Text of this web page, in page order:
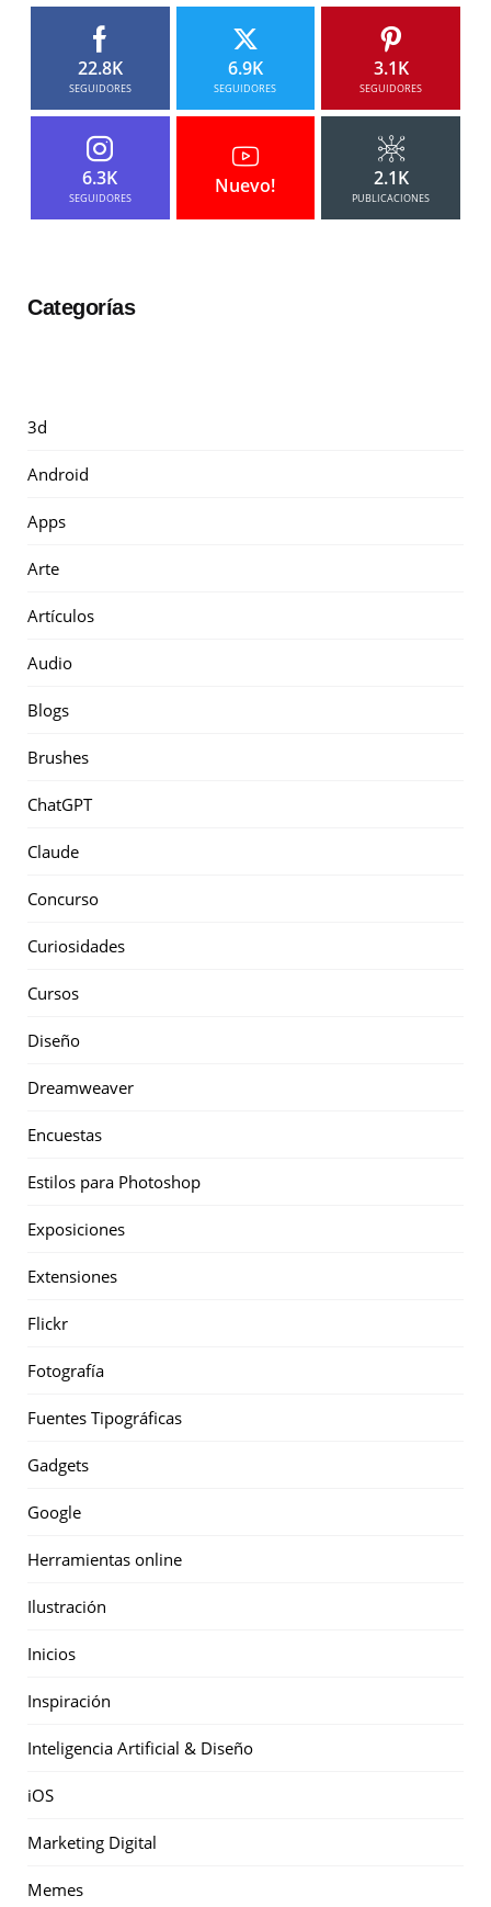
22.8K
SEGUIDORES
6.9K
SEGUIDORES
3.1K
SEGUIDORES
6.3K
SEGUIDORES
Nuevo! 2.1K
PUBLICACIONES
Categorías
3d
Android
Apps
Arte
Artículos
Audio
Blogs
Brushes
ChatGPT
Claude
Concurso
Curiosidades
Cursos
Diseño
Dreamweaver
Encuestas
Estilos para Photoshop
Exposiciones
Extensiones
Flickr
Fotografía
Fuentes Tipográficas
Gadgets
Google
Herramientas online
Ilustración
Inicios
Inspiración
Inteligencia Artificial & Diseño
iOS
Marketing Digital
Memes